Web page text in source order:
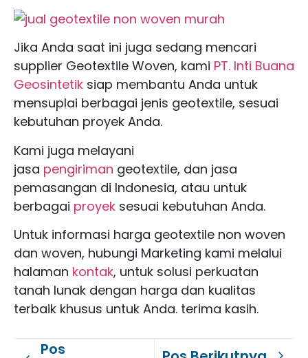
Jika Anda saat ini juga sedang mencari
supplier Geotextile Woven, kami PT. Inti Buana
Geosintetik siap membantu Anda untuk
mensuplai berbagai jenis geotextile, sesuai
kebutuhan proyek Anda.
Kami juga melayani
jasa pengiriman geotextile, dan jasa
pemasangan di Indonesia, atau untuk
berbagai proyek sesuai kebutuhan Anda.
Untuk informasi harga geotextile non woven
dan woven, hubungi Marketing kami melalui
halaman kontak, untuk solusi perkuatan
tanah lunak dengan harga dan kualitas
terbaik khusus untuk Anda. terima kasih.
Pos